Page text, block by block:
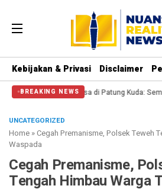
Kebijakan & Privasi Disclaimer
BREAKING NEWS
Massa di Patung Kuda: Semoga Aparat
UNCATEGORIZED
Home »Cegah Premanisme, Polsek Teweh
Waspada
Cegah Premanisme,
Tengah Himbau Warga